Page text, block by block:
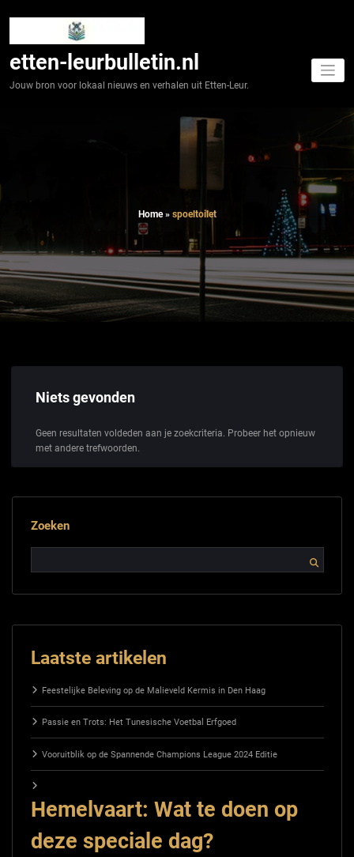
etten-leurbulletin.nl
Jouw bron voor lokaal nieuws en verhalen uit Etten-Leur.
Home» spoeltoilet
Niets gevonden
Geen resultaten voldeden aan je zoekcriteria. Probeer het opnieuw
met andere trefwoorden.
Zoeken
Laatste artikelen
Feestelijke Beleving op de Malieveld Kermis in Den Haag
Passie en Trots: Het Tunesische Voetbal Erfgoed
Vooruitblik op de Spannende Champions League 2024 Editie
Hemelvaart: Wat te doen op
deze speciale dag?